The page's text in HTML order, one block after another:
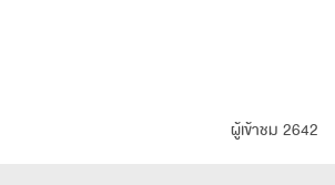
ผู้เข้าชม 2642